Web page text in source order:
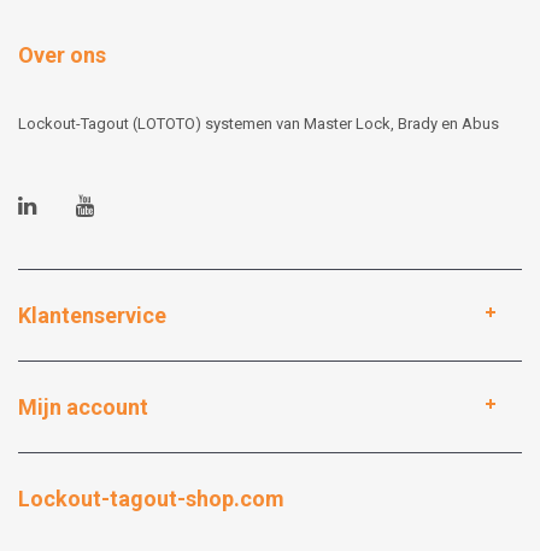
Over ons
Lockout-Tagout (LOTOTO) systemen van Master Lock, Brady en Abus
Klantenservice
Mijn account
Lockout-tagout-shop.com